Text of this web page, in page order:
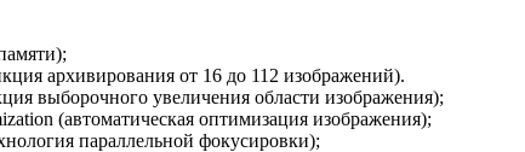
архивирования от 16 до 112 изображений).
выборочного увеличения области изображения);
(автоматическая оптимизация изображения);
параллельной фокусировки);